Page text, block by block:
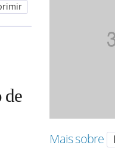
de
Mais sobre